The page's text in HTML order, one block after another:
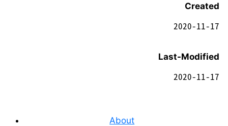
Created
2020-11-17
Last-Modified
2020-11-17
About